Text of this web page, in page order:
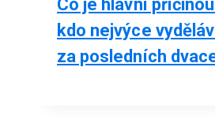
Co je hlavní
kdo nejvýce
za posledních